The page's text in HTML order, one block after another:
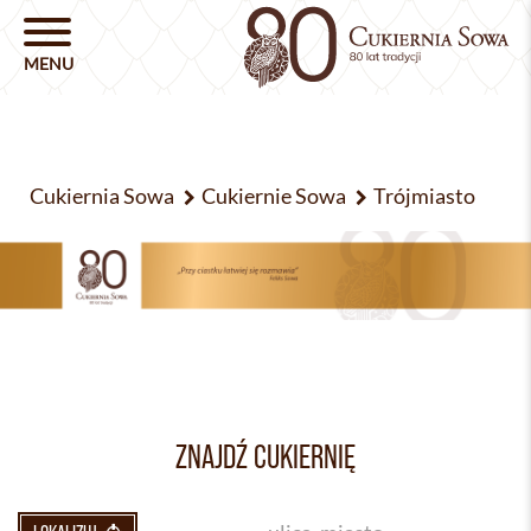
Cukiernia Sowa Cukiernie Sowa Trójmiasto
ZNAJDŹ CUKIERNIĘ